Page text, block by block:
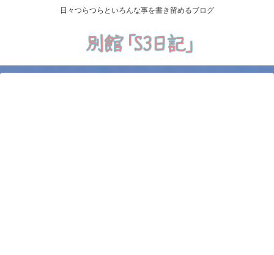
日々つらつらといろんな事を書き留めるブログ